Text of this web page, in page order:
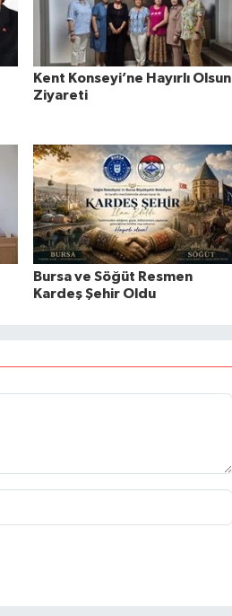
Kent Konseyi’ne Hayırlı Olsun
Ziyareti
Bursa ve Söğüt Resmen
Kardeş Şehir Oldu